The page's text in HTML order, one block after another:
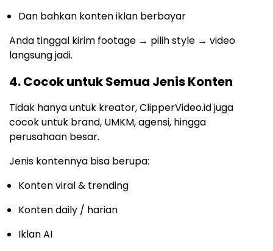
Dan bahkan konten iklan berbayar
Anda tinggal kirim footage → pilih style → video
langsung jadi.
4. Cocok untuk Semua Jenis Konten
Tidak hanya untuk kreator, ClipperVideo.id juga
cocok untuk brand, UMKM, agensi, hingga
perusahaan besar.
Jenis kontennya bisa berupa:
Konten viral & trending
Konten daily / harian
Iklan AI